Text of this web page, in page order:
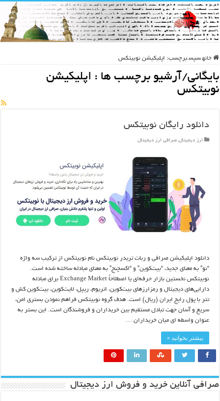
خانه سپس برچسب: اپلیکیشن نوبیتکس
بایگانی/آرشیو برچسب ها : اپلیکیشن
نوبیتکس
دانلود رایگان نوبیتکس
ارز دیجیتال, صرافی ارز دیجیتال
دانلود اپلیکیشن صرافی و ربات تریدر نوبیتکس نام نوبیتکس از ترکیب سه واژه
“نو” به معنای جدید، “بیت‌کوین” و “اکسچنج” به معنای مبادله ساخته شده است.
نوبیتکس نخستین بازار حرفه‌ای یا اصطلاحاً Exchange Market برای مبادله
دارایی‌های دیجیتال و رمزارزهای بیت‌کوین، اتریوم، ریپل، لایت‌کوین، بیت‌کوین کش و
تتر با پول رایج ایران (ریال) است. هدف گروه نوبیتکس فراهم نمودن بستری امن،
سریع و آسان جهت تبادل مستقیم بین خریداران و فروشندگان است. این بستر به
عنوان واسطه ای میان خریداران …
بیشتر بخوانید »
صرافی آنلاین خرید و فروش ارز دیجیتال